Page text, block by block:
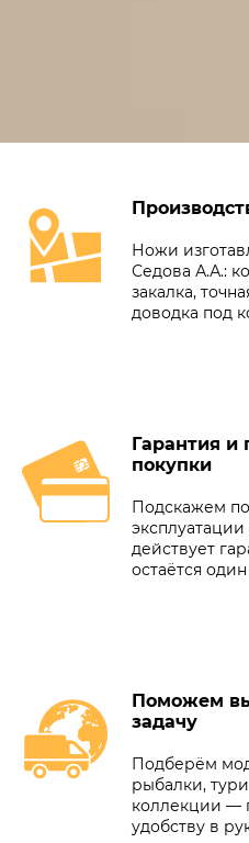
Ножи
Седова А.А.:
закалка,
доводка под
Гарантия
покупки
Подскажем по
действует
остаётся
Поможем
задачу
Подберём
рыбалки,
коллекции —
удобству в